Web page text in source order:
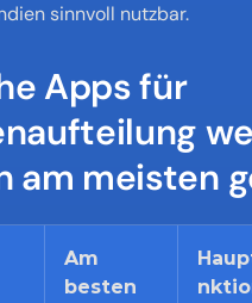
sinnvoll nutzbar.
Apps für
am meisten
Am
besten